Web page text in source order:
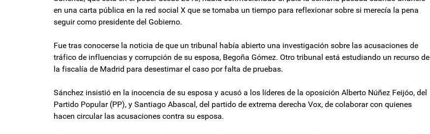
en una carta pública en la red social X que se tomaba un tiempo para reflexionar sobre si merecía la pena
seguir como presidente del Gobierno.
Fue tras conocerse la noticia de que un tribunal había abierto una investigación sobre las acusaciones de
tráfico de influencias y corrupción de su esposa, Begoña Gómez. Otro tribunal está estudiando un recurso de
la fiscalía de Madrid para desestimar el caso por falta de pruebas.
Sánchez insistió en la inocencia de su esposa y acusó a los líderes de la oposición Alberto Núñez Feijóo, del
Partido Popular (PP), y Santiago Abascal, del partido de extrema derecha Vox, de colaborar con quienes
hacen circular las acusaciones contra su esposa.